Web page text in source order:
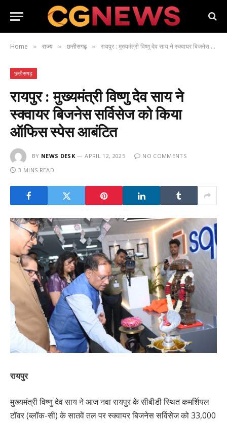
Home » राज्य » छत्तीसगढ़ » रायपुर : मुख्यमंत्री विष्णु देव साय ने स्क्वायर बिजनेस सर्विसेज को किया ऑफिस स्पेस आबंटित
छत्तीसगढ़
रायपुर : मुख्यमंत्री विष्णु देव साय ने
स्क्वायर बिजनेस सर्विसेज को किया
ऑफिस स्पेस आबंटित
BY NEWS DESK APRIL 12, 2025
NO COMMENTS
3 MINS READ
रायपुर
मुख्यमंत्री विष्णु देव साय ने आज नवा रायपुर के सीबीडी स्थित कमर्शियल
टॉवर (ब्लॉक-सी) के सातवें तल पर स्क्वायर बिजनेस सर्विसेज को 33,000